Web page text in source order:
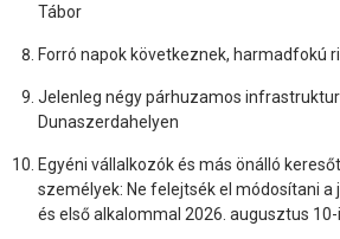
Tábor
Forró napok következnek, harmadfokú
Jelenleg négy párhuzamos
Dunaszerdahelyen
Egyéni vállalkozók és más önálló
személyek: Ne felejtsék el módosítani
és első alkalommal 2026. augusztus